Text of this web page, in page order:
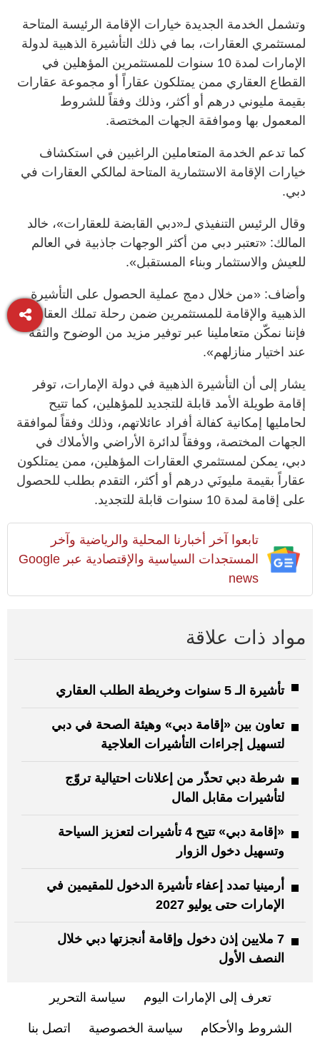
وتشمل الخدمة الجديدة خيارات الإقامة الرئيسة المتاحة
لمستثمري العقارات، بما في ذلك التأشيرة الذهبية لدولة
الإمارات لمدة 10 سنوات للمستثمرين المؤهلين في
القطاع العقاري ممن يمتلكون عقاراً أو مجموعة عقارات
بقيمة مليوني درهم أو أكثر، وذلك وفقاً للشروط
المعمول بها وموافقة الجهات المختصة.
كما تدعم الخدمة المتعاملين الراغبين في استكشاف
خيارات الإقامة الاستثمارية المتاحة لمالكي العقارات في
دبي.
وقال الرئيس التنفيذي لـ«دبي القابضة للعقارات»، خالد
المالك: «تعتبر دبي من أكثر الوجهات جاذبية في العالم
للعيش والاستثمار وبناء المستقبل».
وأضاف: «من خلال دمج عملية الحصول على التأشيرة
الذهبية والإقامة للمستثمرين ضمن رحلة تملك العقار،
فإننا نمكّن متعاملينا عبر توفير مزيد من الوضوح والثقة
عند اختيار منازلهم».
يشار إلى أن التأشيرة الذهبية في دولة الإمارات، توفر
إقامة طويلة الأمد قابلة للتجديد للمؤهلين، كما تتيح
لحامليها إمكانية كفالة أفراد عائلاتهم، وذلك وفقاً لموافقة
الجهات المختصة، ووفقاً لدائرة الأراضي والأملاك في
دبي، يمكن لمستثمري العقارات المؤهلين، ممن يمتلكون
عقاراً بقيمة مليونَي درهم أو أكثر، التقدم بطلب للحصول
على إقامة لمدة 10 سنوات قابلة للتجديد.
تابعوا آخر أخبارنا المحلية والرياضية وآخر
المستجدات السياسية والإقتصادية عبر Google
news
مواد ذات علاقة
تأشيرة الـ 5 سنوات وخريطة الطلب العقاري
تعاون بين «إقامة دبي» وهيئة الصحة في دبي
لتسهيل إجراءات التأشيرات العلاجية
شرطة دبي تحذّر من إعلانات احتيالية تروّج
لتأشيرات مقابل المال
«إقامة دبي» تتيح 4 تأشيرات لتعزيز السياحة
وتسهيل دخول الزوار
أرمينيا تمدد إعفاء تأشيرة الدخول للمقيمين في
الإمارات حتى يوليو 2027
7 ملايين إذن دخول وإقامة أنجزتها دبي خلال
النصف الأول
تعرف إلى الإمارات اليوم سياسة التحرير
الشروط والأحكام سياسة الخصوصية اتصل بنا